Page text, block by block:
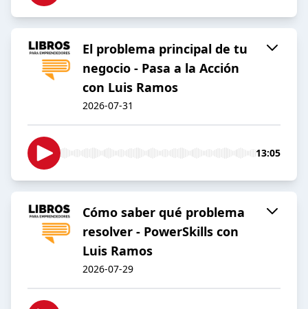
El problema principal de tu
negocio - Pasa a la Acción
con Luis Ramos
2026-07-31
13:05
Cómo saber qué problema
resolver - PowerSkills con
Luis Ramos
2026-07-29